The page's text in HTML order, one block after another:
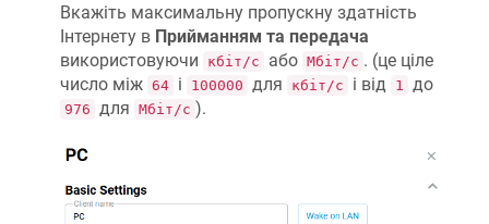
Вкажіть максимальну пропускну здатність
Інтернету в Прийманням та передача
використовуючи
кбіт/с або Мбіт/с . (це ціле
число між 64 і 100000 для кбіт/с і від 1 до
976 для Мбіт/с ).